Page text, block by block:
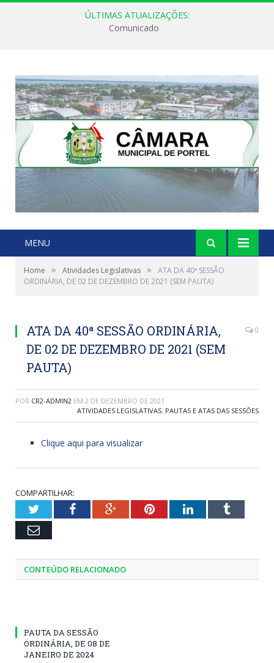
ÚLTIMAS ATUALIZAÇÕES:
Comunicado
MENU
Home » Atividades Legislativas »
ATA DA 40ª SESSÃO
ORDINÁRIA, DE 02 DE DEZEMBRO DE 2021 (SEM PAUTA)
ATA DA 40ª SESSÃO ORDINÁRIA,
DE 02 DE DEZEMBRO DE 2021 (SEM
PAUTA)
0
POR CR2-ADMIN2 EM 2 DE DEZEMBRO DE 2021
ATIVIDADES LEGISLATIVAS, PAUTAS E ATAS DAS SESSÕES
Clique aqui para visualizar
COMPARTILHAR:
TwitterFacebookGoogle+PinterestLinkedInTumblr
Email
CONTEÚDO RELACIONADO
PAUTA DA SESSÃO
ORDINÁRIA, DE 08 DE
JANEIRO DE 2024